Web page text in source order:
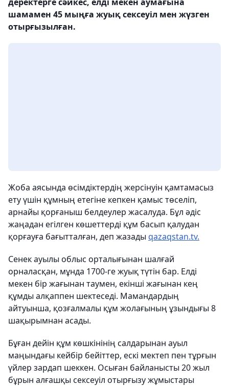
шамамен 45 мыңға жуық сексеуіл мен жүзген
отырғызылған.
Жоба аясында өсімдіктердің жерсінуін қамтамасыз
ету үшін құмның етегіне кепкен қамыс төселіп,
арнайы қорғаныш белдеулер жасалуда. Бұл әдіс
жаңадан егілген көшеттерді құм басып қалудан
қорғауға бағытталған, деп жазады qazaqstan.tv.
Сенек ауылы облыс орталығынан шалғай
орналасқан, мұнда 1700-ге жуық түтін бар. Елді
мекен бір жағынан таумен, екінші жағынан кең
құмды алқаппен шектеседі. Мамандардың
айтуынша, қозғалмалы құм жолағының ұзындығы 8
шақырымнан асады.
Бұған дейін құм көшкінінің салдарынан ауыл
маңындағы кейбір бейіттер, ескі мектеп пен тұрғын
үйлер зардап шеккен. Осыған байланысты 20 жыл
бұрын алғашқы сексеуіл отырғызу жұмыстары